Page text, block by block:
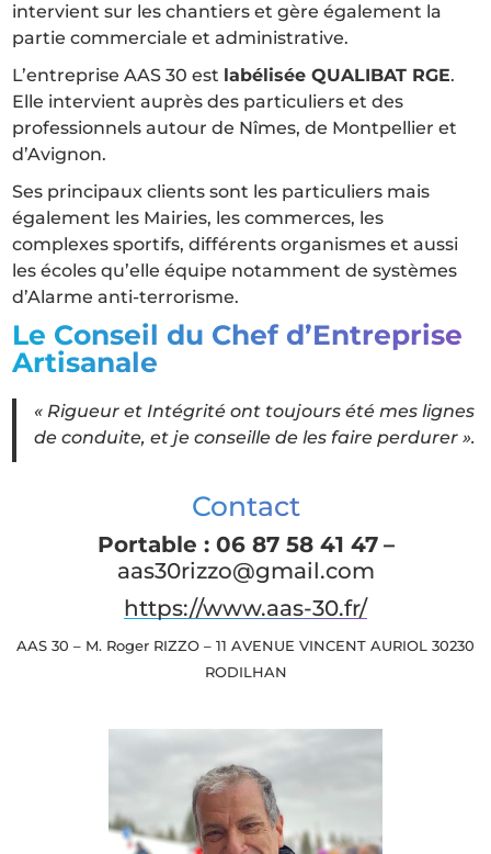
intervient sur les chantiers et gère également la
partie commerciale et administrative.
L’entreprise AAS 30 est labélisée QUALIBAT RGE.
Elle intervient auprès des particuliers et des
professionnels autour de Nîmes, de Montpellier et
d’Avignon.
Ses principaux clients sont les particuliers mais
également les Mairies, les commerces, les
complexes sportifs, différents organismes et aussi
les écoles qu’elle équipe notamment de systèmes
d’Alarme anti-terrorisme.
Le Conseil du Chef d’Entreprise
Artisanale
« Rigueur et Intégrité ont toujours été mes lignes
de conduite, et je conseille de les faire perdurer ».
Contact
Portable : 06 87 58 41 47 –
aas30rizzo@gmail.com
https://www.aas-30.fr/
AAS 30 – M. Roger RIZZO – 11 AVENUE VINCENT AURIOL 30230
RODILHAN